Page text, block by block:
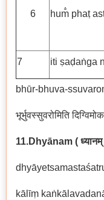
6 hum̐ phaṭ
7 iti ṣaḍaṅga
bhūr-bhuva-
भूर्भुवस्सुवरोमिति
11.Dhyānam ( ध्यानम्
kālīṃ